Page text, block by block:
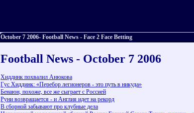
October 7 2006- Football News - Face 2 Face Betting
Football News - October 7 2006
Хиддинк похвалил Анюкова
Гус Хиддинк: «Перебор легионеров - это путь в никуда»
Бенаюн, похоже, все же сыграет с Россией
Руни возвращается - и Англия идет на рекорд
В сборной забывают про клубные дела